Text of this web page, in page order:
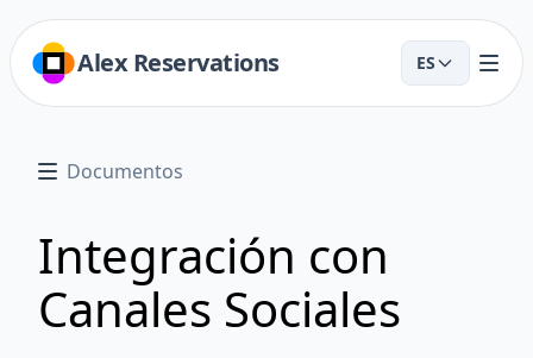
Alex Reservations ES
Documentos
Integración con
Canales Sociales